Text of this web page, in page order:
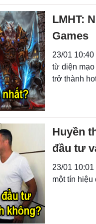
LMHT:
Games
23/01
từ diện
trở thành
Huyền
đầu tư
23/01
một tín